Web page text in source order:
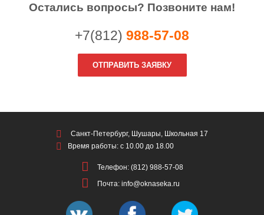
Остались вопросы? Позвоните нам!
+7(812) 988-57-08
ОТПРАВИТЬ ЗАЯВКУ
Санкт-Петербург, Шушары, Школьная 17
Время работы: с 10.00 до 18.00
Телефон: (812) 988-57-08
Почта: info@oknaseka.ru